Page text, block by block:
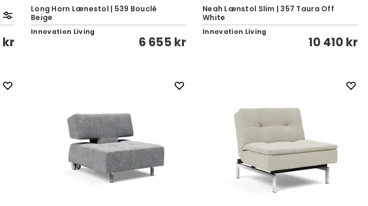
kr
Long Horn Lænestol | 539 Bouclé
Beige
Innovation Living
6 655 kr
Neah Lænstol Slim | 357 Taura Off
White
Innovation Living
10 410 kr